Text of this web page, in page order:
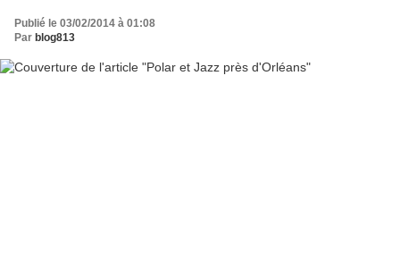
Publié le 03/02/2014 à 01:08
Par blog813